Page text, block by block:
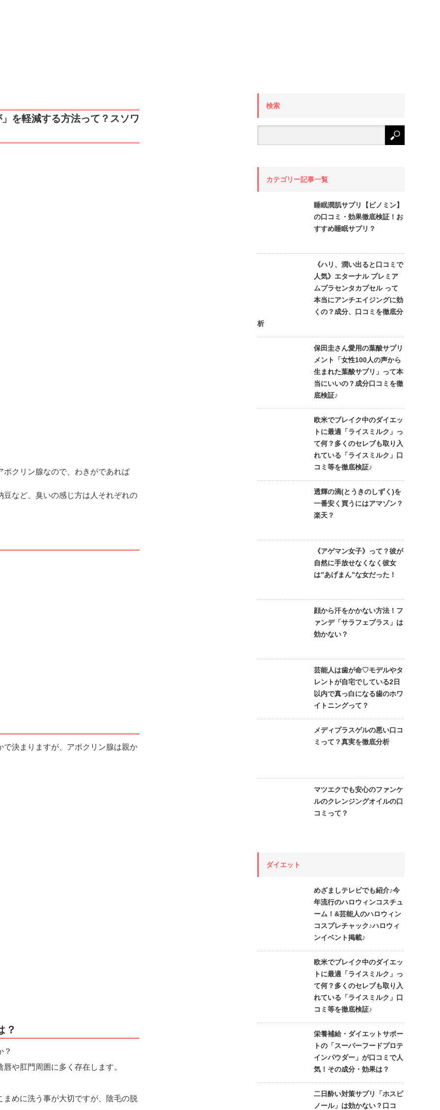
を軽減する方法って？スソワ
ポクリン腺なので、わきがであれば
など、臭いの感じ方は人それぞれの
決まりますが、アポクリン腺は親か
？
？
や肛門周囲に多く存在します。
めに洗う事が大切ですが、陰毛の脱
検索
カテゴリー記事一覧
睡眠潤肌サプリ【ビノミン】
の口コミ・効果徹底検証！お
すすめ睡眠サプリ？
《ハリ、潤い出ると口コミで
人気》エターナル プレミア
ムプラセンタカプセル って
本当にアンチエイジングに効
くの？成分、口コミを徹底分
析
保田圭さん愛用の葉酸サプリ
メント「女性100人の声から
生まれた葉酸サプリ」って本
当にいいの？成分口コミを徹
底検証♪
欧米でブレイク中のダイエッ
トに最適「ライスミルク」っ
て何？多くのセレブも取り入
れている「ライスミルク」口
コミ等を徹底検証♪
透輝の滴(とうきのしずく)を
一番安く買うにはアマゾン？
楽天？
《アゲマン女子》って？彼が
自然に手放せなくなく彼女
は”あげまん”な女だった！
顔から汗をかかない方法！フ
ァンデ「サラフェプラス」は
効かない？
芸能人は歯が命♡モデルやタ
レントが自宅でしている2日
以内で真っ白になる歯のホワ
イトニングって？
メディプラスゲルの悪い口コ
ミって？真実を徹底分析
マツエクでも安心のファンケ
ルのクレンジングオイルの口
コミって？
ダイエット
めざましテレビでも紹介♪今
年流行のハロウィンコスチュ
ーム！&芸能人のハロウィン
コスプレチャック♪ハロウィ
ンイベント掲載♪
欧米でブレイク中のダイエッ
トに最適「ライスミルク」っ
て何？多くのセレブも取り入
れている「ライスミルク」口
コミ等を徹底検証♪
栄養補給・ダイエットサポー
トの「スーパーフードプロテ
インパウダー」が口コミで人
気！その成分・効果は？
二日酔い対策サプリ「ホスピ
ノール」は効かない？口コ